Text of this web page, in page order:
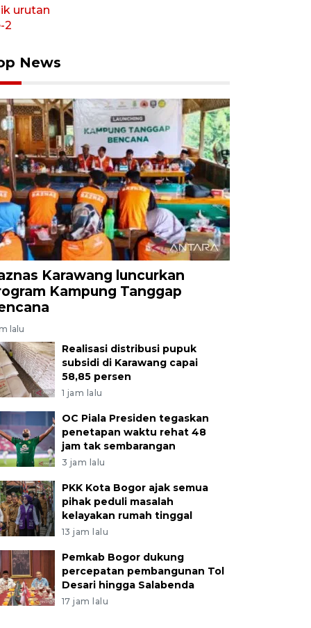
News
Karawang luncurkan
Kampung Tanggap
lalu
Realisasi distribusi pupuk
subsidi di Karawang capai
58,85 persen
1 jam lalu
OC Piala Presiden tegaskan
penetapan waktu rehat 48
jam tak sembarangan
3 jam lalu
PKK Kota Bogor ajak semua
pihak peduli masalah
kelayakan rumah tinggal
13 jam lalu
Pemkab Bogor dukung
percepatan pembangunan Tol
Desari hingga Salabenda
17 jam lalu